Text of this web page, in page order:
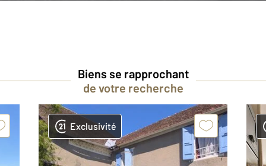
Biens se rapprochant
de votre recherche
Exclusivité